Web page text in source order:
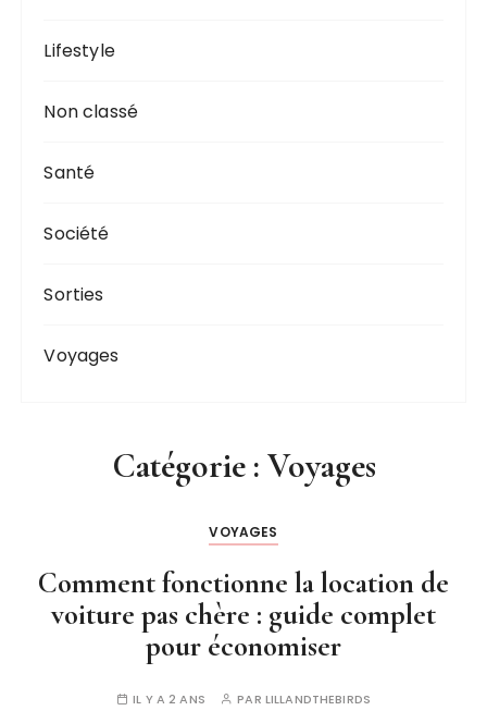
Lifestyle
Non classé
Santé
Société
Sorties
Voyages
Catégorie : Voyages
VOYAGES
Comment fonctionne la location de
voiture pas chère : guide complet
pour économiser
IL Y A 2 ANS PAR LILLANDTHEBIRDS